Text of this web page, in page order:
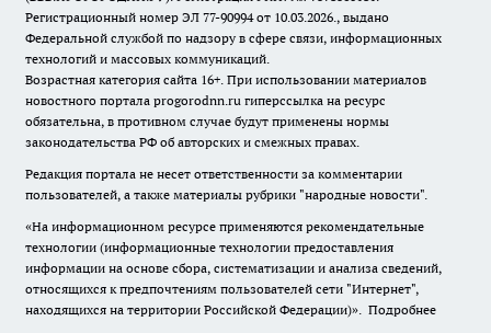
Регистрационный номер ЭЛ 77-90994 от 10.03.2026., выдано
Федеральной службой по надзору в сфере связи, информационных
технологий и массовых коммуникаций.
Возрастная категория сайта 16+. При использовании материалов
новостного портала progorodnn.ru гиперссылка на ресурс
обязательна, в противном случае будут применены нормы
законодательства РФ об авторских и смежных правах.
Редакция портала не несет ответственности за комментарии
пользователей, а также материалы рубрики "народные новости".
«На информационном ресурсе применяются рекомендательные
технологии (информационные технологии предоставления
информации на основе сбора, систематизации и анализа сведений,
относящихся к предпочтениям пользователей сети "Интернет",
находящихся на территории Российской Федерации)». Подробнее